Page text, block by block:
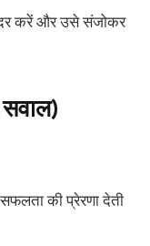
करें और उसे संजोकर
की प्रेरणा देती